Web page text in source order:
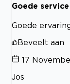
Goede service
Goede
Beveelt aan
17
Jos